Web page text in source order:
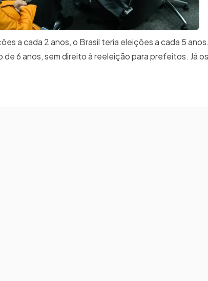
a cada 2 anos, o Brasil teria eleições a cada 5
de 6 anos, sem direito à reeleição para prefeitos. Já